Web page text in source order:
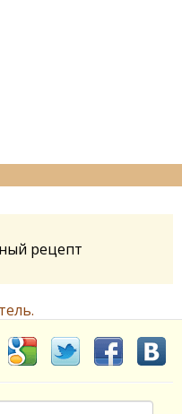
рецепт